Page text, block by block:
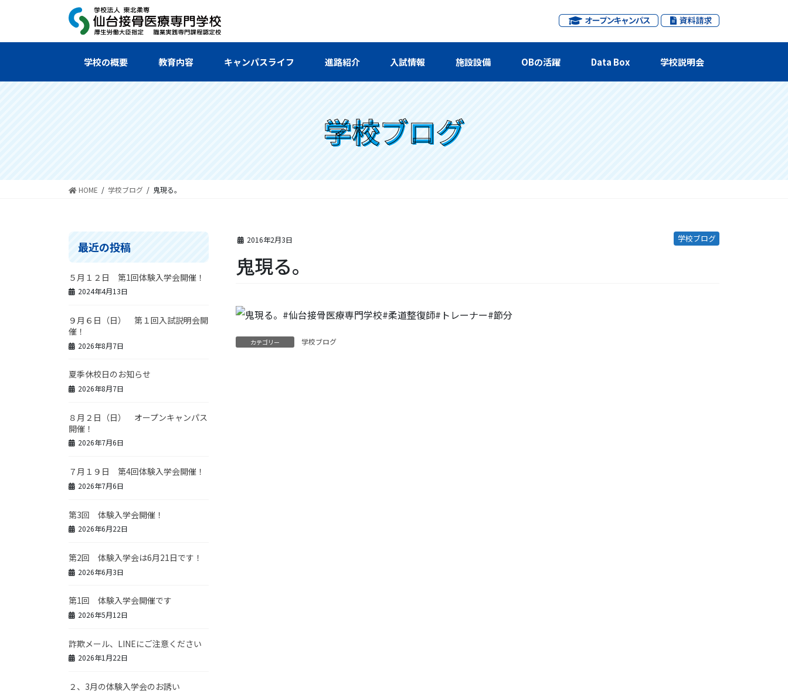
学校の概要 教育内容 キャンパスライフ 進路紹介 入試情報 施設設備 OBの活躍 Data Box 学校説明会
学校ブログ
HOME 学校ブログ 鬼現る。
2016年2月3日 学校ブログ
鬼現る。
カテゴリー 学校ブログ
最近の投稿
５月１２日 第1回体験入学会開催！
2024年4月13日
９月６日（日） 第１回入試説明会開
催！
2026年8月7日
夏季休校日のお知らせ
2026年8月7日
８月２日（日） オープンキャンパス
開催！
2026年7月6日
７月１９日 第4回体験入学会開催！
2026年7月6日
第3回 体験入学会開催！
2026年6月22日
第2回 体験入学会は6月21日です！
2026年6月3日
第1回 体験入学会開催です
2026年5月12日
詐欺メール、LINEにご注意ください
2026年1月22日
２、3月の体験入学会のお誘い